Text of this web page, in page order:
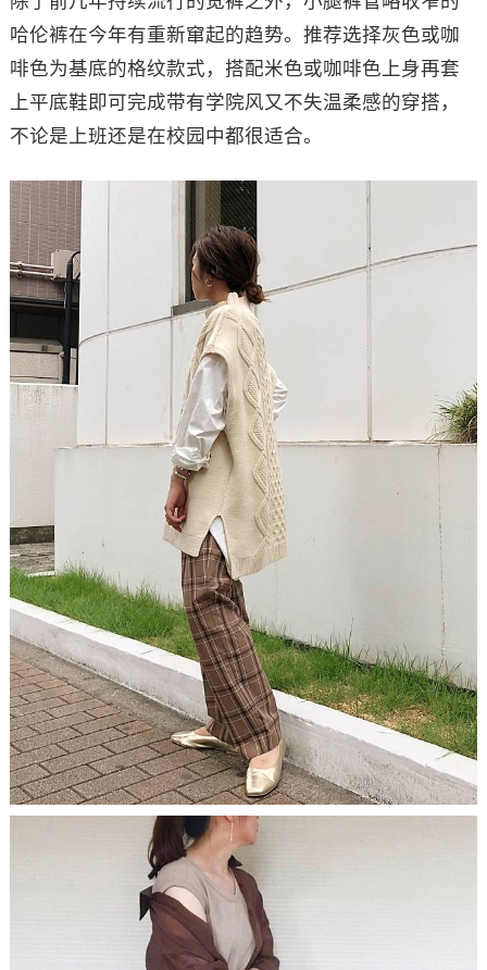
哈伦裤在今年有重新窜起的趋势。推荐选择灰色或咖
啡色为基底的格纹款式，搭配米色或咖啡色上身再套
上平底鞋即可完成带有学院风又不失温柔感的穿搭，
不论是上班还是在校园中都很适合。